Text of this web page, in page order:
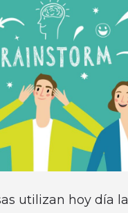
utilizan hoy día la